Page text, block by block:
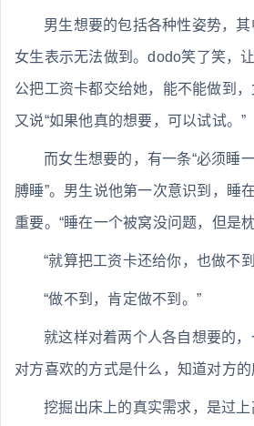
男生想要的包括各种性姿势，其
女生表示无法做到。dodo笑了笑，
公把工资卡都交给她，能不能做到
又说“如果他真的想要，可以试试。”
而女生想要的，有一条“必须睡
膊睡”。男生说他第一次意识到，睡
重要。“睡在一个被窝没问题，但是
“就算把工资卡还给你，也做不
“做不到，肯定做不到。”
就这样对着两个人各自想要的
对方喜欢的方式是什么，知道对方的
挖掘出床上的真实需求，是过